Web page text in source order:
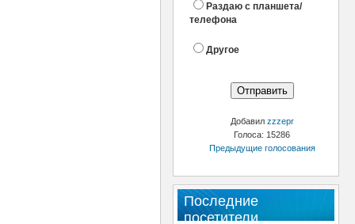
Раздаю с планшета/
телефона
Другое
Добавил zzzepr
Голоса: 15286
Предыдущие голосования
Последние
посетители